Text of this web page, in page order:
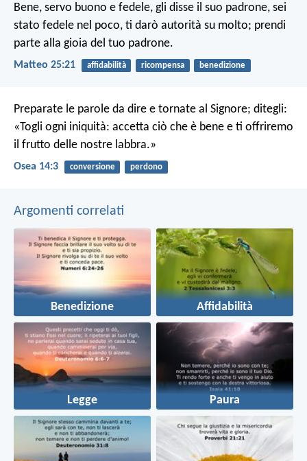
Bene, servo buono e fedele, gli disse il suo padrone, sei
stato fedele nel poco, ti darò autorità su molto; prendi
parte alla gioia del tuo padrone.
Matteo 25:21 affidabilità ricompensa benedizione
Preparate le parole da dire e tornate al Signore; ditegli:
«Togli ogni iniquità: accetta ciò che è bene e ti offriremo
il frutto delle nostre labbra.»
Osea 14:3 conversione perdono
Argomenti correlati
Benedizione Affidabilità
Legge Paura